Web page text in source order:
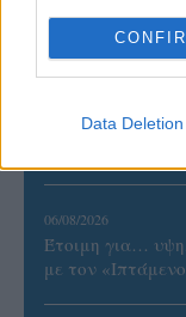
Data Deletion
στην Ιταλία Β’
Η FIVB
06/08/2026
Έτοιμη για…
με τον